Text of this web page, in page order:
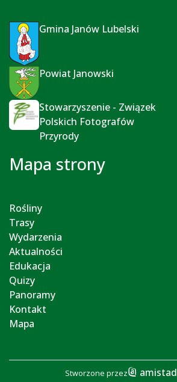
Gmina Janów Lubelski
Powiat Janowski
Stowarzyszenie - Związek
Polskich Fotografów
Przyrody
Mapa strony
Rośliny
Trasy
Wydarzenia
Aktualności
Edukacja
Quizy
Panoramy
Kontakt
Mapa
Stworzone przez amistad